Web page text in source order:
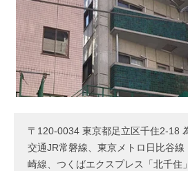
〒120-0034 東京都足立区千住2-18
交通JR常磐線、東京メトロ日比谷
崎線、つくばエクスプレス「北千住